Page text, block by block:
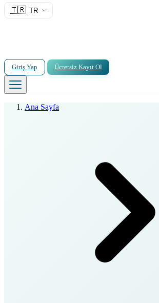
🇹🇷 TR
Giriş Yap Ücretsiz Kayıt Ol
Ana Sayfa